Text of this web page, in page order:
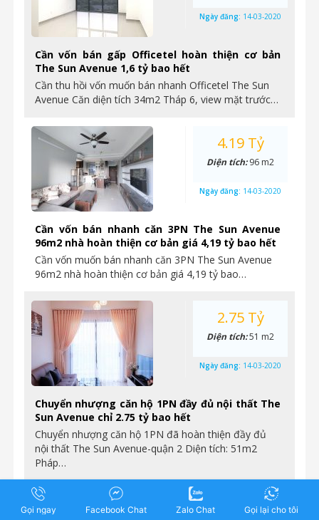
Cần vốn bán gấp Officetel hoàn thiện cơ bản
The Sun Avenue 1,6 tỷ bao hết
Cần thu hồi vốn muốn bán nhanh Officetel The Sun
Avenue Căn diện tích 34m2 Tháp 6, view mặt trước…
Ngày đăng: 14-03-2020
Cần vốn bán nhanh căn 3PN The Sun Avenue
96m2 nhà hoàn thiện cơ bản giá 4,19 tỷ bao hết
Cần vốn muốn bán nhanh căn 3PN The Sun Avenue
96m2 nhà hoàn thiện cơ bản giá 4,19 tỷ bao…
4.19 Tỷ
Diện tích:96 m2
Ngày đăng: 14-03-2020
Chuyển nhượng căn hộ 1PN đầy đủ nội thất The
Sun Avenue chỉ 2.75 tỷ bao hết
Chuyển nhượng căn hộ 1PN đã hoàn thiện đầy đủ
nội thất The Sun Avenue-quận 2 Diện tích: 51m2
Pháp…
2.75 Tỷ
Diện tích:51 m2
Ngày đăng: 14-03-2020
4.7 Tỷ
Gọi ngay Facebook Chat Zalo Chat Gọi lại cho tôi